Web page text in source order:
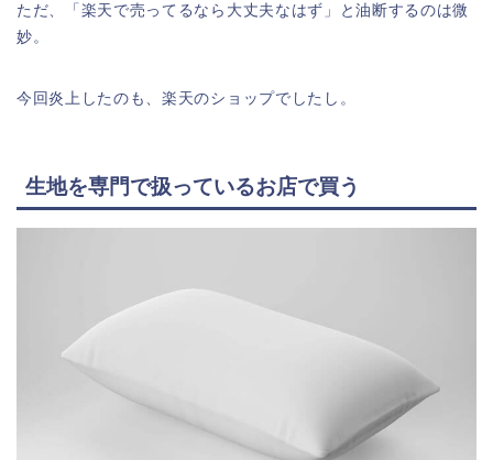
ただ、「楽天で売ってるなら大丈夫なはず」と油断するのは微
妙。
今回炎上したのも、楽天のショップでしたし。
生地を専門で扱っているお店で買う